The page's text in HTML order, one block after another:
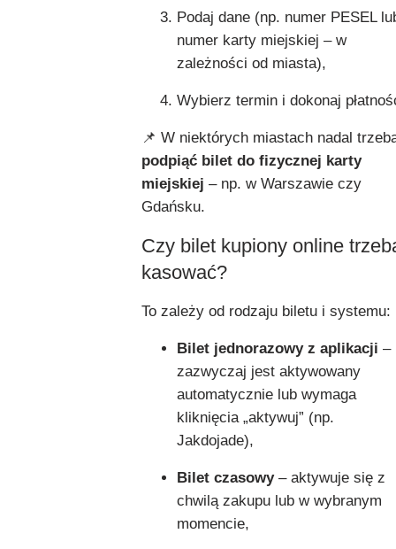
Podaj dane (np. numer PESEL
numer karty miejskiej – w
zależności od miasta),
Wybierz termin i dokonaj
📌 W niektórych miastach nadal
podpiąć bilet do fizycznej karty
miejskiej – np. w Warszawie czy
Gdańsku.
Czy bilet kupiony online
kasować?
To zależy od rodzaju biletu i systemu:
Bilet jednorazowy z aplikacji –
zazwyczaj jest aktywowany
automatycznie lub wymaga
kliknięcia „aktywuj” (np.
Jakdojade),
Bilet czasowy– aktywuje się z
chwilą zakupu lub w wybranym
momencie,